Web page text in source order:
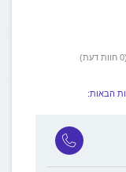
(0 חוות דעת)
הבאות: